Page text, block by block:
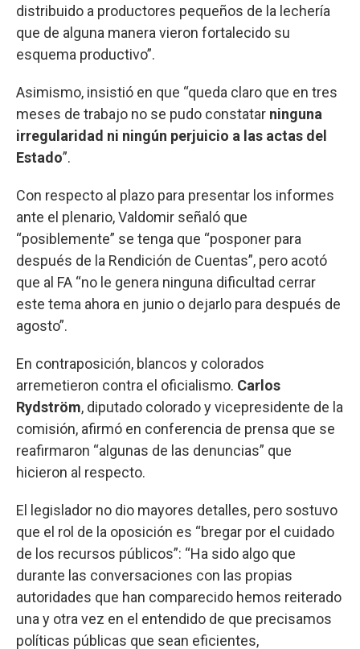
distribuido a productores pequeños de la lechería
que de alguna manera vieron fortalecido su
esquema productivo”.
Asimismo, insistió en que “queda claro que en tres
meses de trabajo no se pudo constatar ninguna
irregularidad ni ningún perjuicio a las actas del
Estado”.
Con respecto al plazo para presentar los informes
ante el plenario, Valdomir señaló que
“posiblemente” se tenga que “posponer para
después de la Rendición de Cuentas”, pero acotó
que al FA “no le genera ninguna dificultad cerrar
este tema ahora en junio o dejarlo para después de
agosto”.
En contraposición, blancos y colorados
arremetieron contra el oficialismo. Carlos
Rydström, diputado colorado y vicepresidente de la
comisión, afirmó en conferencia de prensa que se
reafirmaron “algunas de las denuncias” que
hicieron al respecto.
El legislador no dio mayores detalles, pero sostuvo
que el rol de la oposición es “bregar por el cuidado
de los recursos públicos”: “Ha sido algo que
durante las conversaciones con las propias
autoridades que han comparecido hemos reiterado
una y otra vez en el entendido de que precisamos
políticas públicas que sean eficientes,